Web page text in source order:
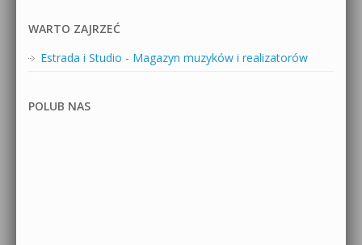
WARTO ZAJRZEĆ
Estrada i Studio - Magazyn muzyków i realizatorów
POLUB NAS